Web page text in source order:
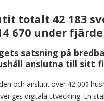
totalt 42 183
670 under
satsning på
anslutna till sitt
och anslutit över 42 000
digitala utveckling. En